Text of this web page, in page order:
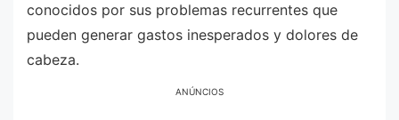
conocidos por sus problemas recurrentes que
pueden generar gastos inesperados y dolores de
cabeza.
ANÚNCIOS